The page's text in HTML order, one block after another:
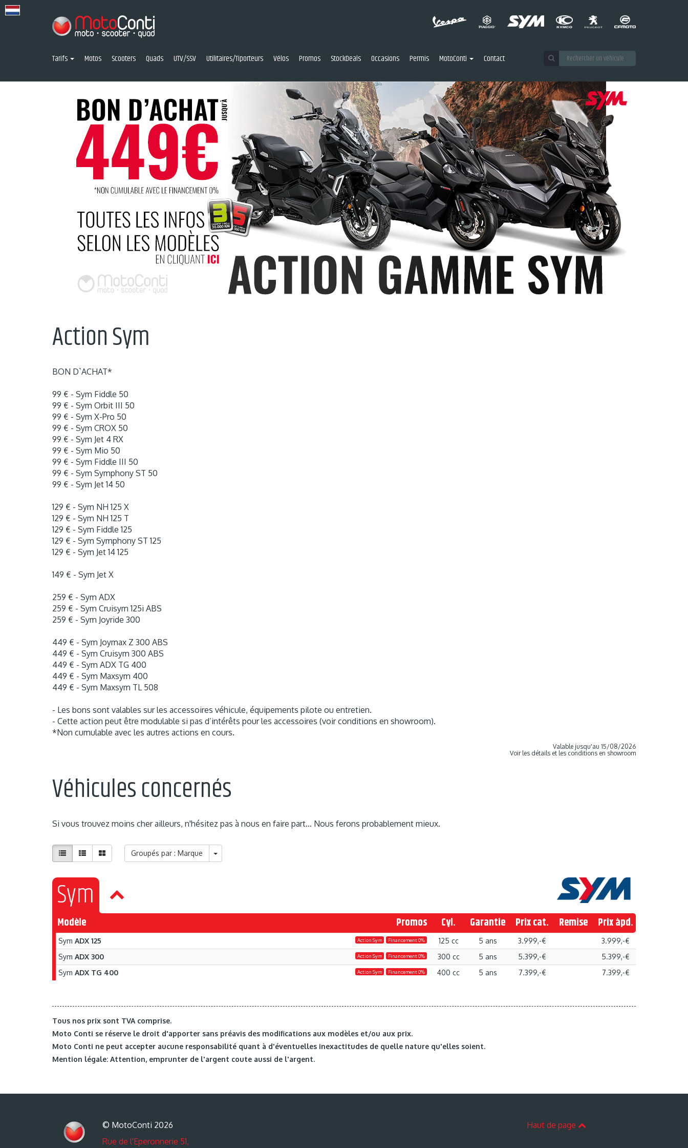
Tarifs Motos Scooters Quads UTV/SSV Utilitaires/Tiporteurs Vélos Promos StockDeals Occasions Permis MotoConti Contact
Action Sym
BON D`ACHAT*
99 € - Sym Fiddle 50
99 € - Sym Orbit III 50
99 € - Sym X-Pro 50
99 € - Sym CROX 50
99 € - Sym Jet 4 RX
99 € - Sym Mio 50
99 € - Sym Fiddle III 50
99 € - Sym Symphony ST 50
99 € - Sym Jet 14 50
129 € - Sym NH 125 X
129 € - Sym NH 125 T
129 € - Sym Fiddle 125
129 € - Sym Symphony ST 125
129 € - Sym Jet 14 125
149 € - Sym Jet X
259 € - Sym ADX
259 € - Sym Cruisym 125i ABS
259 € - Sym Joyride 300
449 € - Sym Joymax Z 300 ABS
449 € - Sym Cruisym 300 ABS
449 € - Sym ADX TG 400
449 € - Sym Maxsym 400
449 € - Sym Maxsym TL 508
- Les bons sont valables sur les accessoires véhicule, équipements pilote ou entretien.
- Cette action peut être modulable si pas d’intérêts pour les accessoires (voir conditions en showroom).
*Non cumulable avec les autres actions en cours.
Valable jusqu'au 15/08/2026
Voir les détails et les conditions en showroom
Véhicules concernés
Si vous trouvez moins cher ailleurs, n'hésitez pas à nous en faire part... Nous ferons probablement mieux.
Groupés par : Marque
Sym
Modèle Promos Cyl. Garantie Prix cat. Remise Prix àpd.
Sym ADX 125 Action Sym Financement 0% 125 cc 5 ans 3.999,-€
3.999,-€
Sym ADX 300 Action Sym Financement 0% 300 cc 5 ans 5.399,-€
5.399,-€
Sym ADX TG 400 Action Sym Financement 0% 400 cc 5 ans 7.399,-€ 7.399,-€
Tous nos prix sont TVA comprise.
Moto Conti se réserve le droit d'apporter sans préavis des modifications aux modèles et/ou aux prix.
Moto Conti ne peut accepter aucune responsabilité quant à d'éventuelles inexactitudes de quelle nature qu'elles soient.
Mention légale: Attention, emprunter de l'argent coute aussi de l'argent.
© MotoConti 2026
Rue de l'Eperonnerie 51,
Haut de page